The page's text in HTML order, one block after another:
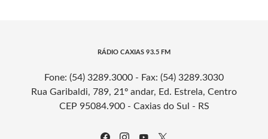
RÁDIO CAXIAS 93.5 FM
Fone: (54) 3289.3000 - Fax: (54) 3289.3030
Rua Garibaldi, 789, 21º andar, Ed. Estrela, Centro
CEP 95084.900 - Caxias do Sul - RS